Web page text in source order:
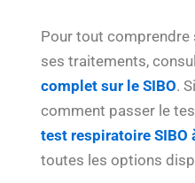
Pour tout comprendre
ses traitements,
complet sur le SIBO.
comment passer le
test respiratoire SIBO
toutes les options